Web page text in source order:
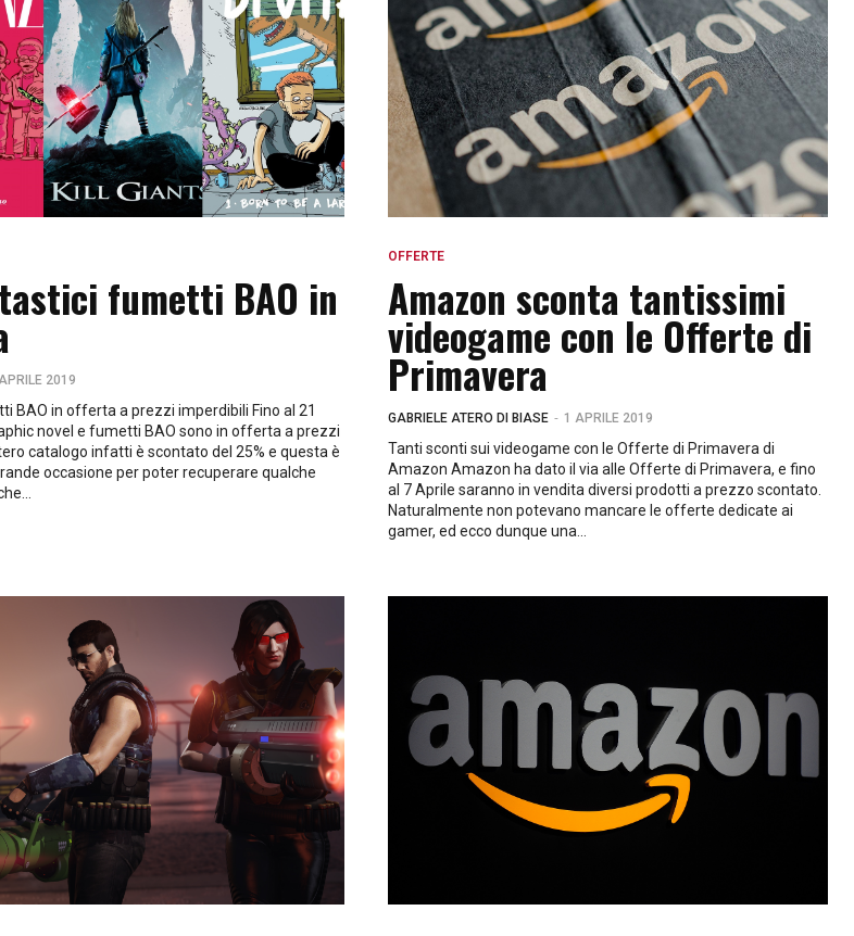
fumetti BAO in
2019
BAO in offerta a prezzi imperdibili Fino al 21
novel e fumetti BAO sono in offerta a prezzi
catalogo infatti è scontato del 25% e questa è
occasione per poter recuperare qualche
OFFERTE
Amazon sconta tantissimi
videogame con le Offerte di
Primavera
GABRIELE ATERO DI BIASE - 1 APRILE 2019
Tanti sconti sui videogame con le Offerte di Primavera di
Amazon Amazon ha dato il via alle Offerte di Primavera, e fino
al 7 Aprile saranno in vendita diversi prodotti a prezzo scontato.
Naturalmente non potevano mancare le offerte dedicate ai
gamer, ed ecco dunque una...